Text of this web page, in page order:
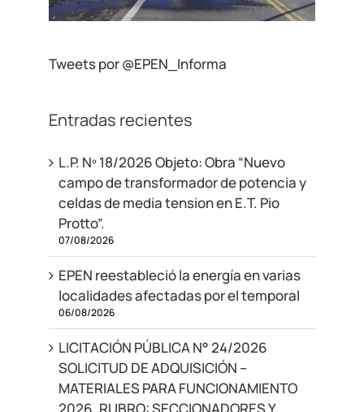
Tweets por @EPEN_Informa
Entradas recientes
L.P. Nº 18/2026 Objeto: Obra “Nuevo
campo de transformador de potencia y
celdas de media tension en E.T. Pio
Protto”.
07/08/2026
EPEN reestableció la energía en varias
localidades afectadas por el temporal
06/08/2026
LICITACIÓN PÚBLICA N° 24/2026
SOLICITUD DE ADQUISICIÓN –
MATERIALES PARA FUNCIONAMIENTO
2026. RUBRO: SECCIONADORES Y